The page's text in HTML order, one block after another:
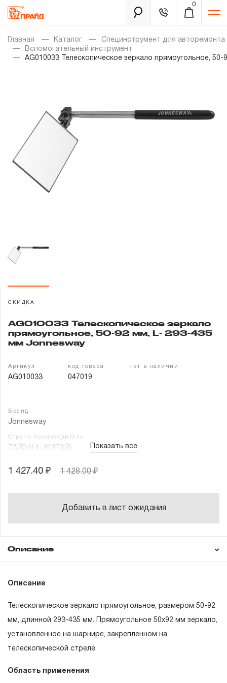
0
Каталог
Золотая лихорадка
Распродажа
Уцененный товар
О нас
Новости
Гарантия и сервис
Контакты
Главная Каталог
Специнструмент для авторемонта
Вспомогательный инструмент
AG010033 Телескопическое зеркало прямоугольное,
СКИДКА
AG010033 Телескопическое зеркало
прямоугольное, 50-92 мм, L- 293-435
мм Jonnesway
Артикул
AG010033
код товара
047019
нет в наличии
Бренд
Jonnesway
Страна производитель
ТАЙВАНЬ (КИТАЙ) Показать все
1 427.40 ₽ 1 428.00 ₽
Добавить в лист ожидания
Описание
Описание
Телескопическое зеркало прямоугольное, размером 50-92
мм, длинной 293-435 мм. Прямоугольное 50х92 мм зеркало,
установленное на шарнире, закрепленном на
телескопической стреле.
Область применения
Понятие «ПОЖИЗНЕННАЯ ГАРАНТИЯ».
себя признание неограниченного срока поддержания